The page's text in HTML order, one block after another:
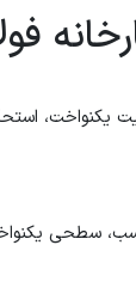
یکنواخت،
سطحی